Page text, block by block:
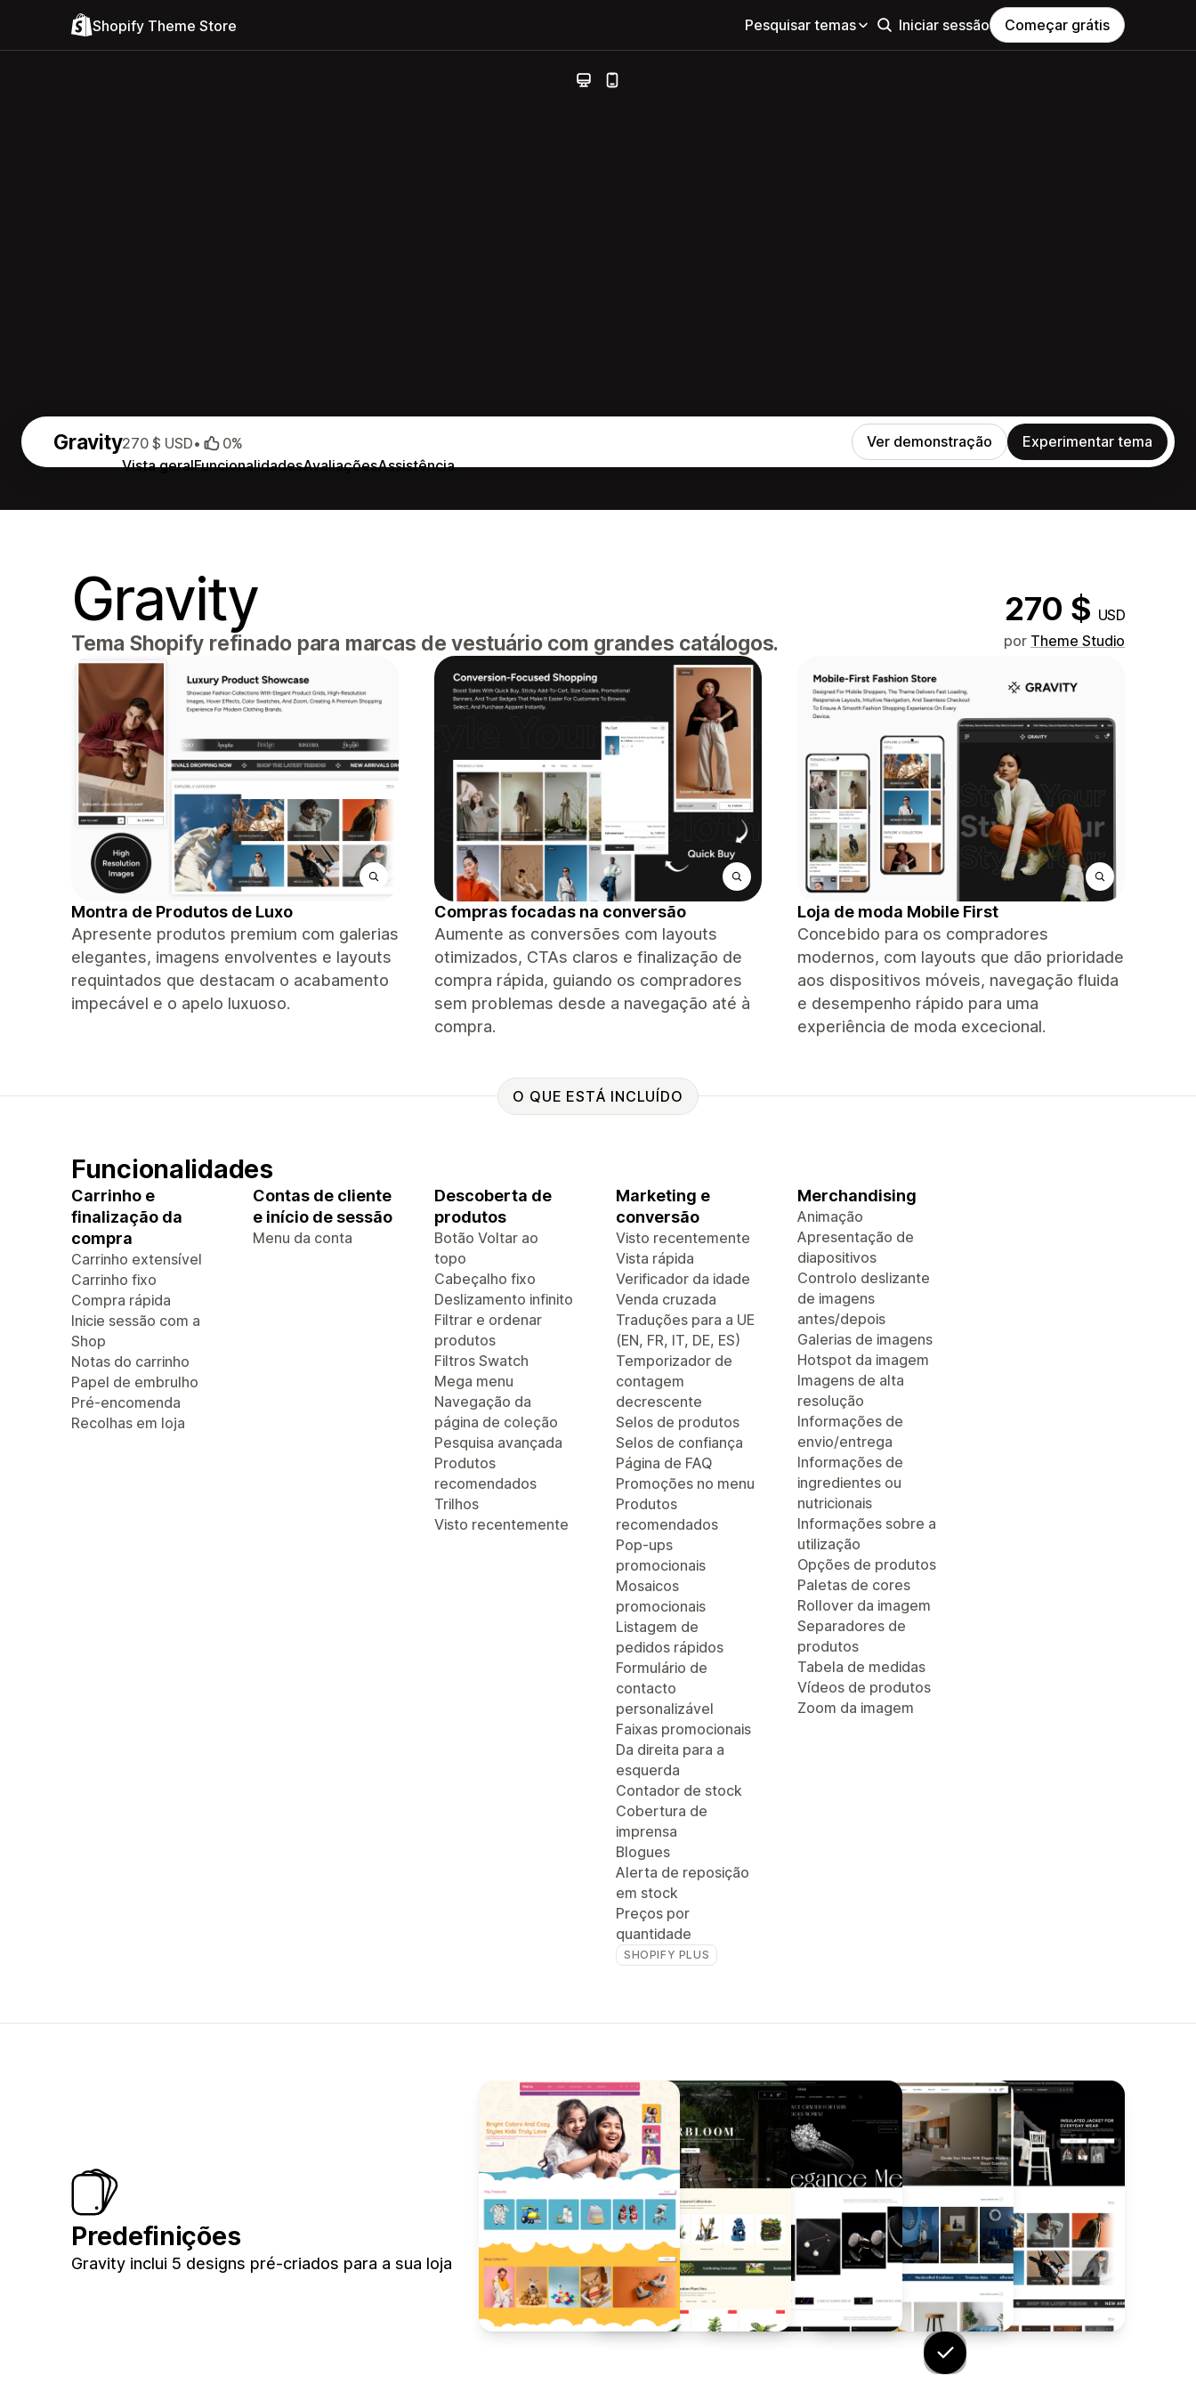
Shopify Theme Store Pesquisar temas Iniciar sessão Começar grátis
Gravity
Vista geralFuncionalidadesAvaliaçõesAssistência
270 $ USD• 0% Ver demonstração Experimentar tema
Gravity 270 $ USD
Tema Shopify refinado para marcas de vestuário com grandes catálogos. por Theme Studio
Montra de Produtos de Luxo
Apresente produtos premium com galerias
elegantes, imagens envolventes e layouts
requintados que destacam o acabamento
impecável e o apelo luxuoso.
Compras focadas na conversão
Aumente as conversões com layouts
otimizados, CTAs claros e finalização de
compra rápida, guiando os compradores
sem problemas desde a navegação até à
compra.
Loja de moda Mobile First
Concebido para os compradores
modernos, com layouts que dão prioridade
aos dispositivos móveis, navegação fluida
e desempenho rápido para uma
experiência de moda excecional.
O QUE ESTÁ INCLUÍDO
Funcionalidades
Carrinho e
finalização da
compra
Carrinho extensível
Carrinho fixo
Compra rápida
Inicie sessão com a
Shop
Notas do carrinho
Papel de embrulho
Pré-encomenda
Recolhas em loja
Contas de cliente
e início de sessão
Menu da conta
Descoberta de
produtos
Botão Voltar ao
topo
Cabeçalho fixo
Deslizamento infinito
Filtrar e ordenar
produtos
Filtros Swatch
Mega menu
Navegação da
página de coleção
Pesquisa avançada
Produtos
recomendados
Trilhos
Visto recentemente
Marketing e
conversão
Visto recentemente
Vista rápida
Verificador da idade
Venda cruzada
Traduções para a UE
(EN, FR, IT, DE, ES)
Temporizador de
contagem
decrescente
Selos de produtos
Selos de confiança
Página de FAQ
Promoções no menu
Produtos
recomendados
Pop-ups
promocionais
Mosaicos
promocionais
Listagem de
pedidos rápidos
Formulário de
contacto
personalizável
Faixas promocionais
Da direita para a
esquerda
Contador de stock
Cobertura de
imprensa
Blogues
Alerta de reposição
em stock
Preços por
quantidade
SHOPIFY PLUS
Merchandising
Animação
Apresentação de
diapositivos
Controlo deslizante
de imagens
antes/depois
Galerias de imagens
Hotspot da imagem
Imagens de alta
resolução
Informações de
envio/entrega
Informações de
ingredientes ou
nutricionais
Informações sobre a
utilização
Opções de produtos
Paletas de cores
Rollover da imagem
Separadores de
produtos
Tabela de medidas
Vídeos de produtos
Zoom da imagem
Predefinições
Gravity inclui 5 designs pré-criados para a sua loja